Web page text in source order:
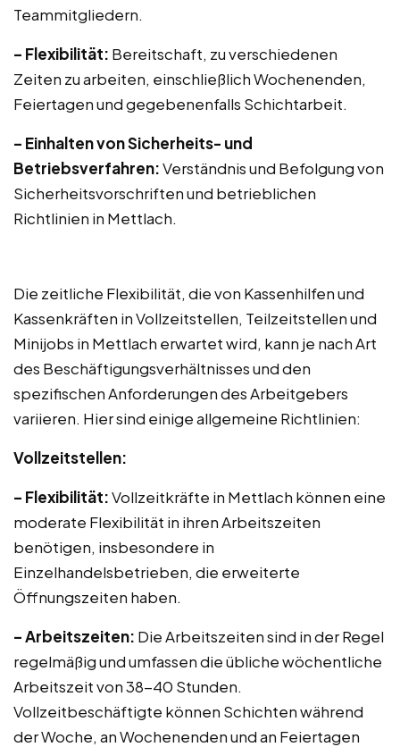
Teammitgliedern.
– Flexibilität: Bereitschaft, zu verschiedenen
Zeiten zu arbeiten, einschließlich Wochenenden,
Feiertagen und gegebenenfalls Schichtarbeit.
– Einhalten von Sicherheits- und
Betriebsverfahren:Verständnis und Befolgung von
Sicherheitsvorschriften und betrieblichen
Richtlinien in Mettlach.
Die zeitliche Flexibilität, die von Kassenhilfen und
Kassenkräften in Vollzeitstellen, Teilzeitstellen und
Minijobs in Mettlach erwartet wird, kann je nach Art
des Beschäftigungsverhältnisses und den
spezifischen Anforderungen des Arbeitgebers
variieren. Hier sind einige allgemeine Richtlinien:
Vollzeitstellen:
– Flexibilität:Vollzeitkräfte in Mettlach können eine
moderate Flexibilität in ihren Arbeitszeiten
benötigen, insbesondere in
Einzelhandelsbetrieben, die erweiterte
Öffnungszeiten haben.
– Arbeitszeiten: Die Arbeitszeiten sind in der Regel
regelmäßig und umfassen die übliche wöchentliche
Arbeitszeit von 38-40 Stunden.
Vollzeitbeschäftigte können Schichten während
der Woche, an Wochenenden und an Feiertagen